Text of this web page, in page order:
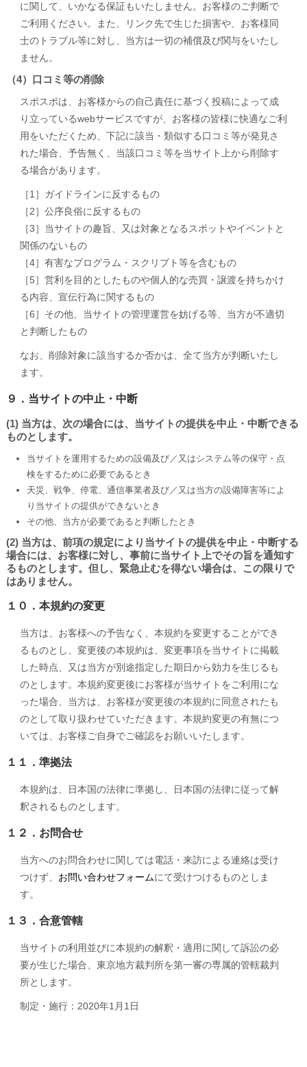
に関して、いかなる保証もいたしません。お客様のご判断で
ご利用ください。また、リンク先で生じた損害や、お客様同
士のトラブル等に対し、当方は一切の補償及び関与をいたし
ません。
（4）口コミ等の削除
スポスポは、お客様からの自己責任に基づく投稿によって成
り立っているwebサービスですが、お客様の皆様に快適なご利
用をいただくため、下記に該当・類似する口コミ等が発見さ
れた場合、予告無く、当該口コミ等を当サイト上から削除す
る場合があります。
［1］ガイドラインに反するもの
［2］公序良俗に反するもの
［3］当サイトの趣旨、又は対象となるスポットやイベントと
関係のないもの
［4］有害なプログラム・スクリプト等を含むもの
［5］営利を目的としたものや個人的な売買・譲渡を持ちかけ
る内容、宣伝行為に関するもの
［6］その他、当サイトの管理運営を妨げる等、当方が不適切
と判断したもの
なお、削除対象に該当するか否かは、全て当方が判断いたし
ます。
９．当サイトの中止・中断
(1) 当方は、次の場合には、当サイトの提供を中止・中断できる
ものとします。
当サイトを運用するための設備及び／又はシステム等の保守・点
検をするために必要であるとき
天災、戦争、停電、通信事業者及び／又は当方の設備障害等によ
り当サイトの提供ができないとき
その他、当方が必要であると判断したとき
(2) 当方は、前項の規定により当サイトの提供を中止・中断する
場合には、お客様に対し、事前に当サイト上でその旨を通知す
るものとします。但し、緊急止むを得ない場合は、この限りで
はありません。
１０．本規約の変更
当方は、お客様への予告なく、本規約を変更することができ
るものとし、変更後の本規約は、変更事項を当サイトに掲載
した時点、又は当方が別途指定した期日から効力を生じるも
のとします。本規約変更後にお客様が当サイトをご利用にな
った場合、当方は、お客様が変更後の本規約に同意されたも
のとして取り扱わせていただきます。本規約変更の有無につ
いては、お客様ご自身でご確認をお願いいたします。
１１．準拠法
本規約は、日本国の法律に準拠し、日本国の法律に従って解
釈されるものとします。
１２．お問合せ
当方へのお問合わせに関しては電話・来訪による連絡は受け
つけず、 お問い合わせフォームにて受けつけるものとしま
す。
１３．合意管轄
当サイトの利用並びに本規約の解釈・適用に関して訴訟の必
要が生じた場合、東京地方裁判所を第一審の専属的管轄裁判
所とします。
制定・施行：2020年1月1日